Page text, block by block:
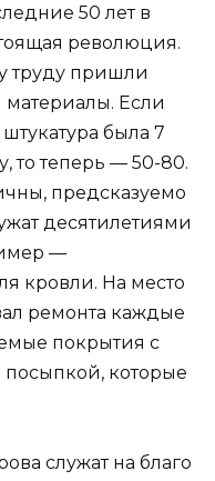
50 лет в
революция.
труду пришли
Если
была 7
то теперь — 50-80.
предсказуемо
десятилетиями
—
кровли. На место
ремонта каждые
покрытия с
которые
служат на благо